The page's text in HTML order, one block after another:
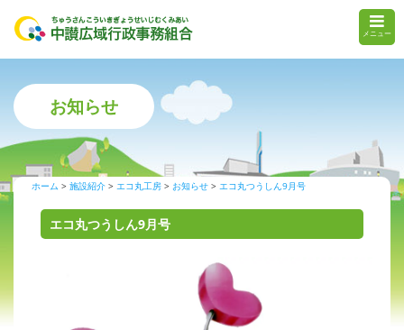
メニュー
お知らせ
ホーム 施設紹介 エコ丸工房 お知らせ エコ丸つうしん9月号
エコ丸つうしん9月号